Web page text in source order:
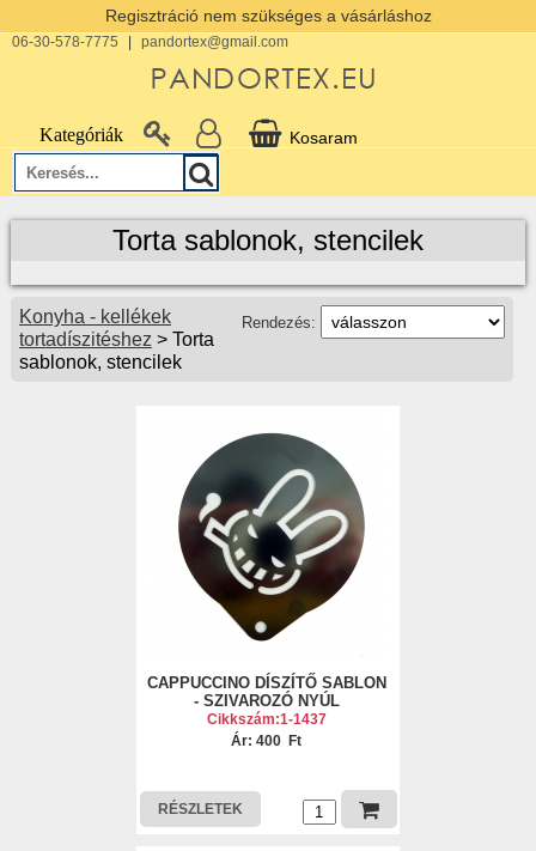
Regisztráció nem szükséges a vásárláshoz
06-30-578-7775 pandortex@gmail.com
Kategóriák Kosaram
Torta sablonok, stencilek
Rendezés:
Konyha - kellékek
tortadíszitéshez > Torta
sablonok, stencilek
CAPPUCCINO DÍSZÍTŐ SABLON
- SZIVAROZÓ NYÚL
Cikkszám:1-1437
Ár: 400 Ft
RÉSZLETEK